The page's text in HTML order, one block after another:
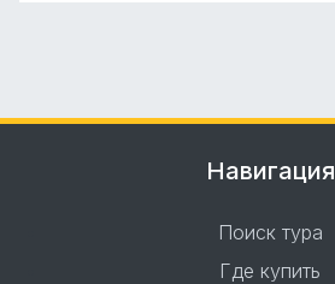
Навигация
Поиск тура
Где купить